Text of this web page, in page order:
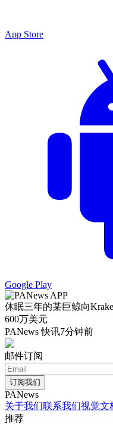
App Store
Google Play
休眠三年的某巨鲸向
600万美元
PANews 快讯7分钟前
邮件订阅
订阅我们
PANews
关于我们联系我们视觉文
推荐